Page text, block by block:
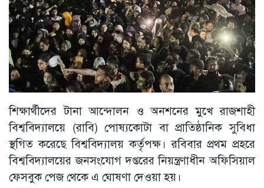
শিক্ষার্থীদের টানা আন্দোলন ও অনশনের মুখে রাজশাহী
বিশ্ববিদ্যালয়ে (রাবি) পোষ্যকোটা বা প্রাতিষ্ঠানিক সুবিধা
স্থগিত করেছে বিশ্ববিদ্যালয় কর্তৃপক্ষ। রবিবার প্রথম প্রহরে
বিশ্ববিদ্যালয়ের জনসংযোগ দপ্তরের নিয়ন্ত্রণাধীন অফিসিয়াল
ফেসবুক পেজ থেকে এ ঘোষণা দেওয়া হয়।